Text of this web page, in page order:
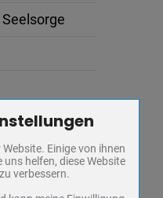
Cookies / Drittanbieter:
Website
Einige von ihnen
helfen, diese Website
verbessern.